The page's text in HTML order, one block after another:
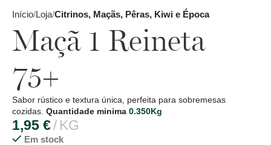
Início Loja Citrinos, Maçãs, Pêras, Kiwi e Época
Maçã 1 Reineta
75+
Sabor rústico e textura única, perfeita para sobremesas
cozidas. Quantidade minima 0.350Kg
1,95 € KG
Em stock